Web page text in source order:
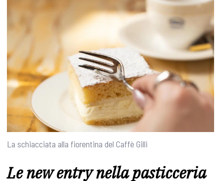
La schiacciata alla fiorentina del Caffè Gilli
Le new entry nella pasticceria